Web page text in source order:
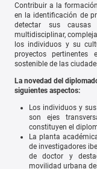
Contribuir a la
en la identificación de
detectar sus
multidisciplinar,
los individuos y su
proyectos pertinentes
sostenible de las
La novedad del
siguientes aspectos:
Los individuos y
son ejes
constituyen el
La planta
de investigadores
de doctor y
movilidad urbana